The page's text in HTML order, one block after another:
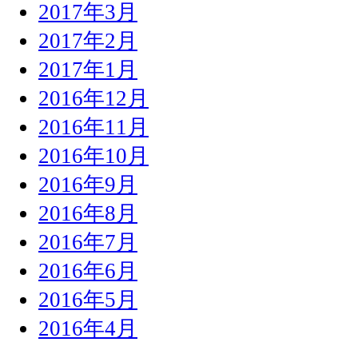
2017年3月
2017年2月
2017年1月
2016年12月
2016年11月
2016年10月
2016年9月
2016年8月
2016年7月
2016年6月
2016年5月
2016年4月